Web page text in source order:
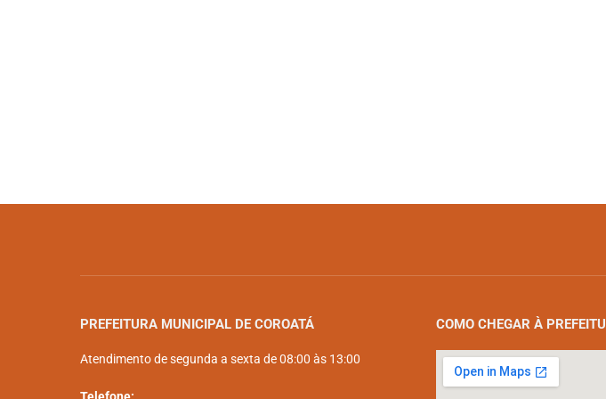
PREFEITURA MUNICIPAL DE COROATÁ
Atendimento de segunda a sexta de 08:00 às 13:00
COMO CHEGAR À